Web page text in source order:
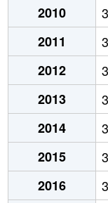
2010
2011
2012
2013
2014
2015
2016